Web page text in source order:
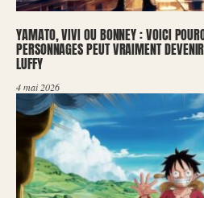
YAMATO, VIVI OU BONNEY : VOICI
PERSONNAGES PEUT VRAIMENT
LUFFY
4 mai 2026